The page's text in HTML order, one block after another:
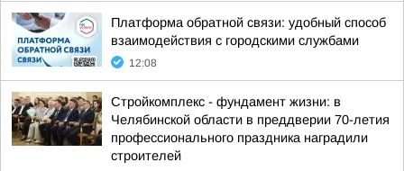
Платформа обратной связи: удобный способ
взаимодействия с городскими службами
12:08
Стройкомплекс - фундамент жизни: в
Челябинской области в преддверии 70-летия
профессионального праздника наградили
строителей